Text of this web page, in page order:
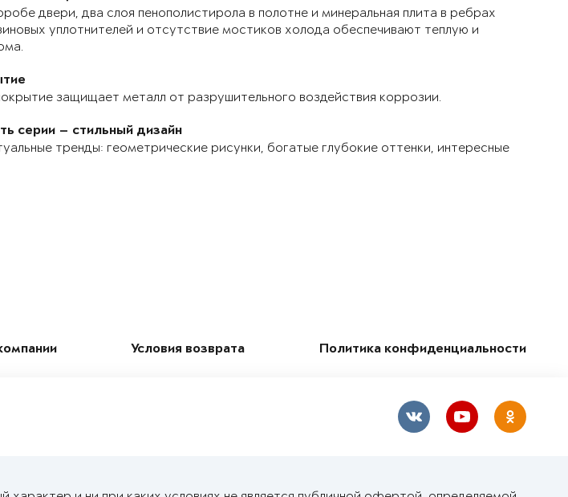
двери, два слоя пенополистирола в полотне и минеральная плита в ребрах
уплотнителей и отсутствие мостиков холода обеспечивают теплую и
защищает металл от разрушительного воздействия коррозии.
серии — стильный дизайн
тренды: геометрические рисунки, богатые глубокие оттенки, интересные
Условия возврата Политика конфиденциальности